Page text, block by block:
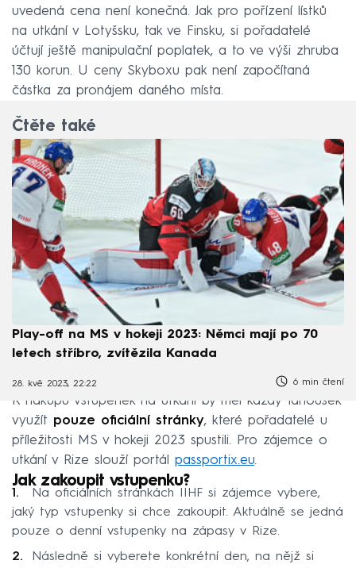
uvedená cena není konečná. Jak pro pořízení lístků
na utkání v Lotyšsku, tak ve Finsku, si pořadatelé
účtují ještě manipulační poplatek, a to ve výši zhruba
130 korun. U ceny Skyboxu pak není započítaná
částka za pronájem daného místa.
Čtěte také
Play-off na MS v hokeji 2023: Němci mají po 70
letech stříbro, zvítězila Kanada
28. kvě 2023, 22:22 6 min čtení
K nákupu vstupenek na utkání by měl každý fanoušek
využít pouze oficiální stránky, které pořadatelé u
příležitosti MS v hokeji 2023 spustili. Pro zájemce o
utkání v Rize slouží portál passportix.eu.
Jak zakoupit vstupenku?
Naoficiálních stránkách IIHF si zájemce vybere,
jaký typ vstupenky si chce zakoupit. Aktuálně se jedná
pouze o denní vstupenky na zápasy v Rize.
Následně si vyberete konkrétní den, na nějž si